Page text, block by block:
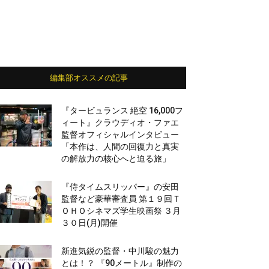
編集部オススメの記事
『タービュランス 絶空 16,000フ
ィート』クラウディオ・ファエ
監督オフィシャルインタビュー
「本作は、人間の回復力と真実
の解放力の核心へと迫る旅」
『侍タイムスリッパー』の安田
監督など豪華審査員 第１９回Ｔ
ＯＨＯシネマズ学生映画祭 ３月
３０日(月)開催
新進気鋭の監督・中川駿の魅力
とは！？ 『90メートル』制作の